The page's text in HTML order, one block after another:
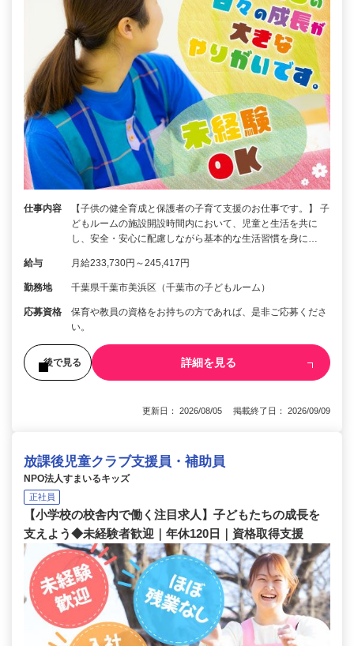
仕事内容
【子供の健全育成と保護者の子育て支援のお仕事です。】 子
どもルームの施設開設時間内において、児童と生活を共に
し、安全・安心に配慮しながら基本的な生活習慣を身に…
給与 月給233,730円～245,417円
勤務地 千葉県千葉市美浜区（千葉市の子どもルーム）
応募資格
保育や教員の資格をお持ちの方であれば、是非ご応募くださ
い。
後で見る 詳細を見る
更新日： 2026/08/05 掲載終了日： 2026/09/09
放課後児童クラブ支援員・補助員
NPO法人すまいるキッズ
正社員
【小学校の校舎内で働く注目求人】子どもたちの成長を
支えよう◆未経験者歓迎｜年休120日｜資格取得支援